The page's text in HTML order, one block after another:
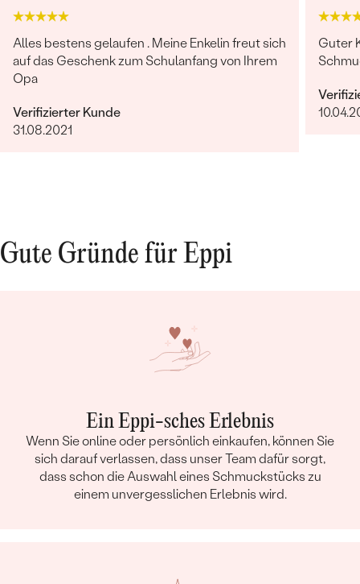
Alles bestens gelaufen . Meine Enkelin freut sich
auf das Geschenk zum Schulanfang von Ihrem
Opa
Verifizierter Kunde
31.08.2021
Guter
Gute Gründe für Eppi
Ein Eppi-sches Erlebnis
Wenn Sie online oder persönlich einkaufen, können Sie
sich darauf verlassen, dass unser Team dafür sorgt,
dass schon die Auswahl eines Schmuckstücks zu
einem unvergesslichen Erlebnis wird.